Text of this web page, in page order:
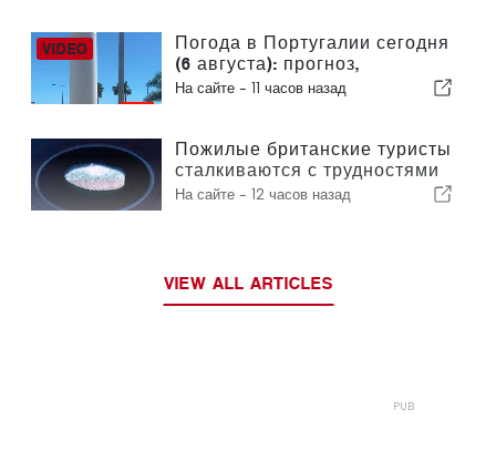
Погода в Португалии сегодня
(6 августа): прогноз,
температура и что ожидать
На сайте - 11 часов назад
Пожилые британские туристы
сталкиваются с трудностями
в связи с введением в
На сайте - 12 часов назад
VIEW ALL ARTICLES